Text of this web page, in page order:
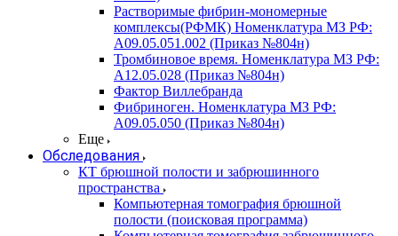
Растворимые фибрин-мономерные
комплексы(РФМК) Номенклатура МЗ РФ:
A09.05.051.002 (Приказ №804н)
Тромбиновое время. Номенклатура МЗ РФ:
A12.05.028 (Приказ №804н)
Фактор Виллебранда
Фибриноген. Номенклатура МЗ РФ:
A09.05.050 (Приказ №804н)
Еще
Обследования
КТ брюшной полости и забрюшинного
пространства
Компьютерная томография брюшной
полости (поисковая программа)